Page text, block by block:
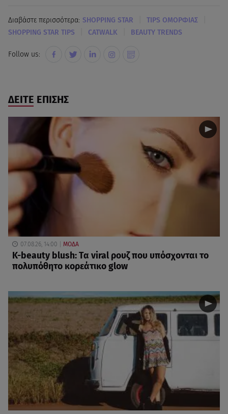
Διαβάστε περισσότερα: SHOPPING STAR TIPS OΜΟΡΦΙΑΣ
SHOPPING STAR TIPS CATWALK BEAUTY TRENDS
Follow us:
ΔΕΙΤΕ ΕΠΙΣΗΣ
07.08.26, 14:00 ΜΟΔΑ
K-beauty blush: Τα viral ρουζ που υπόσχονται το
πολυπόθητο κορεάτικο glow